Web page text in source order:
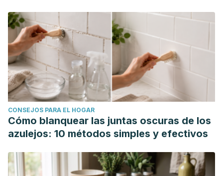
cuenta."
Pediatría rural y extrahospitalaria41.394 (2011):
271-274.
Puñales Medel, Iraida, et al. "Etiología bacteriana de la
infección urinaria en niños."
Revista Cubana de Medicina
General Integral28.4 (2012): 620-629.
Betancourth-Alvarenga, J. E., et al. "Correlación clínica e
inmunohistoquímica de la balanitis xerotica obliterans."Cir
Pediatr 30 (2017): 211-5.
CONSEJOS PARA EL HOGAR
Cómo blanquear las juntas oscuras de los
azulejos: 10 métodos simples y efectivos